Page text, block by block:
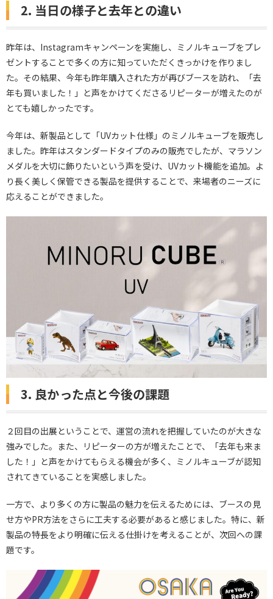
2. 当日の様子と去年との違い
昨年は、Instagramキャンペーンを実施し、ミノルキューブをプレ
ゼントすることで多くの方に知っていただくきっかけを作りまし
た。その結果、今年も昨年購入された方が再びブースを訪れ、「去
年も買いました！」と声をかけてくださるリピーターが増えたのが
とても嬉しかったです。
今年は、新製品として「UVカット仕様」のミノルキューブを販売し
ました。昨年はスタンダードタイプのみの販売でしたが、マラソン
メダルを大切に飾りたいという声を受け、UVカット機能を追加。よ
り長く美しく保管できる製品を提供することで、来場者のニーズに
応えることができました。
3. 良かった点と今後の課題
２回目の出展ということで、運営の流れを把握していたのが大きな
強みでした。また、リピーターの方が増えたことで、「去年も来ま
した！」と声をかけてもらえる機会が多く、ミノルキューブが認知
されてきていることを実感しました。
一方で、より多くの方に製品の魅力を伝えるためには、ブースの見
せ方やPR方法をさらに工夫する必要があると感じました。特に、新
製品の特長をより明確に伝える仕掛けを考えることが、次回への課
題です。